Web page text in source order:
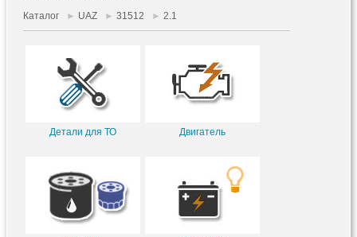
Каталог ► UAZ ► 31512 ► 2.1
Детали для ТО Двигатель